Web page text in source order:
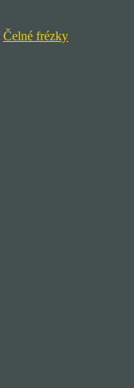
Čelné frézky